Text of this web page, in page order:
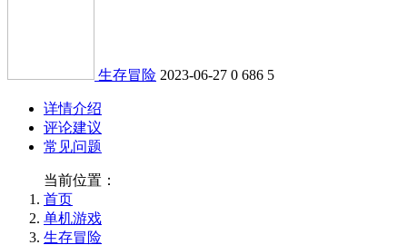
生存冒险 2023-06-27 0 686 5
详情介绍
评论建议
常见问题
当前位置：
首页
单机游戏
生存冒险